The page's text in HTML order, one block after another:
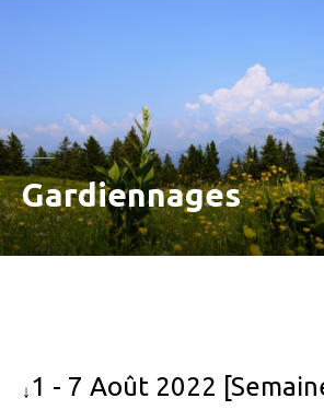
Gardiennages
↓ 1 - 7 Août 2022